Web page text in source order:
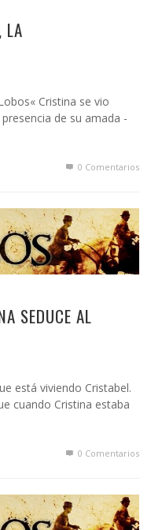
LA
Cristina se vio
de su amada -
0 Comentarios
SEDUCE AL
está viviendo Cristabel.
cuando Cristina estaba
0 Comentarios